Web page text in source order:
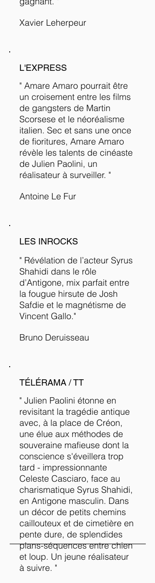
Xavier Leherpeur
" Amare Amaro pourrait être
un croisement entre les films
de gangsters de Martin
Scorsese et le néoréalisme
italien. Sec et sans une once
de fioritures, Amare Amaro
révèle les talents de cinéaste
de Julien Paolini, un
réalisateur à surveiller. "
Antoine Le Fur
L'EXPRESS
" Révélation de l’acteur Syrus
Shahidi dans le rôle
d’Antigone, mix parfait entre
la fougue hirsute de Josh
Safdie et le magnétisme de
Vincent Gallo."
Bruno Deruisseau
LES INROCKS
" Julien Paolini étonne en
revisitant la tragédie antique
avec, à la place de Créon,
une élue aux méthodes de
souveraine mafieuse dont la
conscience s'éveillera trop
tard - impressionnante
Celeste Casciaro, face au
charismatique Syrus Shahidi,
en Antigone masculin. Dans
un décor de petits chemins
caillouteux et de cimetière en
pente dure, de splendides
plans-séquences entre chien
et loup. Un jeune réalisateur
à suivre. "
TÉLÉRAMA / TT